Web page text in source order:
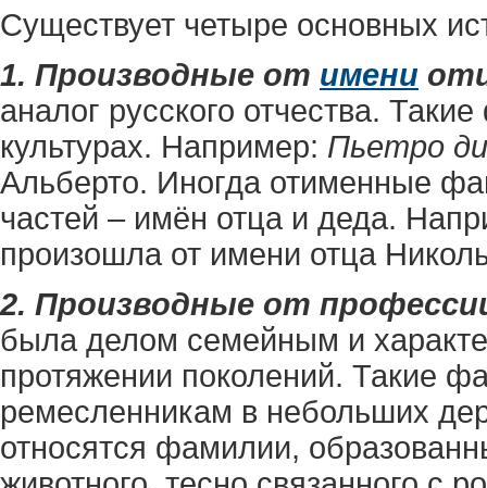
Существует четыре основных
1. Производные от имени
аналог русского отчества.
культурах. Например: Пьетро
Альберто. Иногда отименные
частей – имён отца и деда.
произошла от имени отца
2. Производные от
была делом семейным и
протяжении поколений. Такие
ремесленникам в небольших
относятся фамилии,